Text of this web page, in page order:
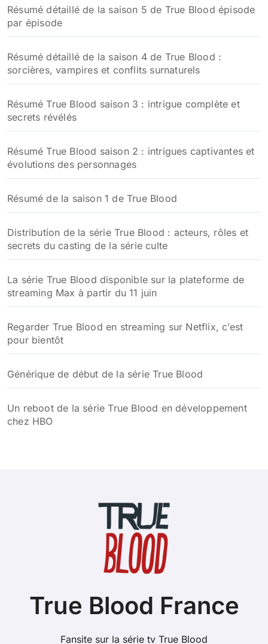
Résumé détaillé de la saison 5 de True Blood épisode
par épisode
Résumé détaillé de la saison 4 de True Blood :
sorcières, vampires et conflits surnaturels
Résumé True Blood saison 3 : intrigue complète et
secrets révélés
Résumé True Blood saison 2 : intrigues captivantes et
évolutions des personnages
Résumé de la saison 1 de True Blood
Distribution de la série True Blood : acteurs, rôles et
secrets du casting de la série culte
La série True Blood disponible sur la plateforme de
streaming Max à partir du 11 juin
Regarder True Blood en streaming sur Netflix, c’est
pour bientôt
Générique de début de la série True Blood
Un reboot de la série True Blood en développement
chez HBO
True Blood France
Fansite sur la série tv True Blood